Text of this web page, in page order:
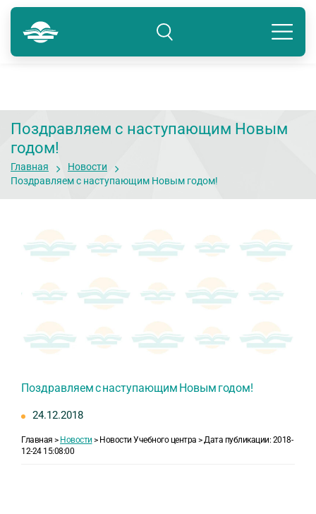
Тюмень
Подразделение: Тюмень
8 800 250-41-22
Поздравляем с наступающим Новым
годом!
Главная
Новости
Поздравляем с наступающим Новым годом!
Поздравляем с наступающим Новым годом!
24.12.2018
Главная > Новости > Новости Учебного центра > Дата публикации: 2018-
12-24 15:08:00